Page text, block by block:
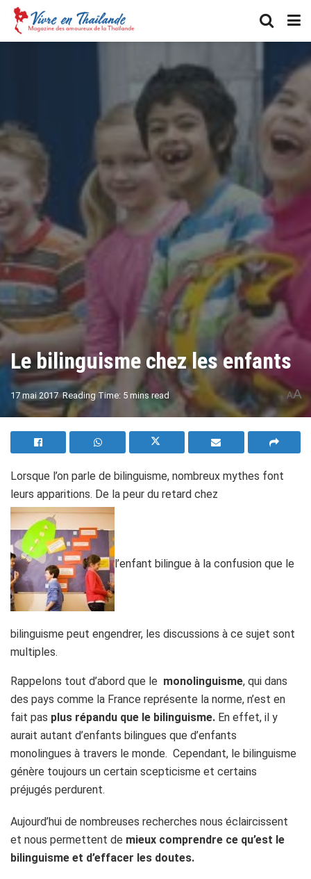
Le bilinguisme chez les enfants
17 mai 2017 Reading Time: 5 mins read AA
Lorsque l’on parle de bilinguisme, nombreux mythes font
leurs apparitions. De la peur du retard chez
l’enfant bilingue à la confusion que le
bilinguisme peut engendrer, les discussions à ce sujet sont
multiples.
Rappelons tout d’abord que le monolinguisme, qui dans
des pays comme la France représente la norme, n’est en
fait pas plus répandu que le bilinguisme. En effet, il y
aurait autant d’enfants bilingues que d’enfants
monolingues à travers le monde. Cependant, le bilinguisme
génère toujours un certain scepticisme et certains
préjugés perdurent.
Aujourd’hui de nombreuses recherches nous éclaircissent
et nous permettent de mieux comprendre ce qu’est le
bilinguisme et d’effacer les doutes.